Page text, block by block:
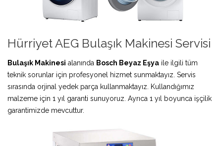
Hürriyet AEG Bulaşık Makinesi Servisi
Bulaşık Makinesi alanında Bosch Beyaz Eşya ile ilgili tüm
teknik sorunlar için profesyonel hizmet sunmaktayız. Servis
sırasında orjinal yedek parça kullanmaktayız. Kullandığımız
malzeme için 1 yıl garanti sunuyoruz. Ayrıca 1 yıl boyunca işçilik
garantimizde mevcuttur.